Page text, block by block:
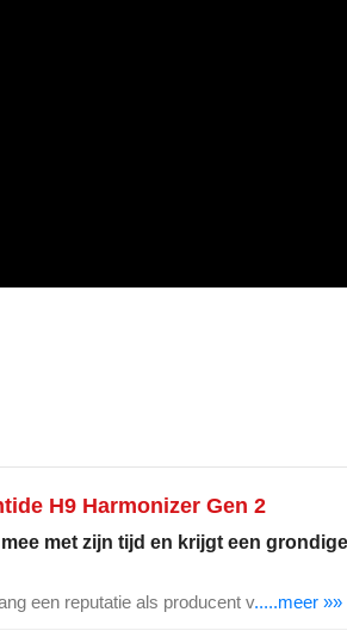
H9 Harmonizer Gen 2
met zijn tijd en krijgt een
een reputatie als producent v.....meer »»